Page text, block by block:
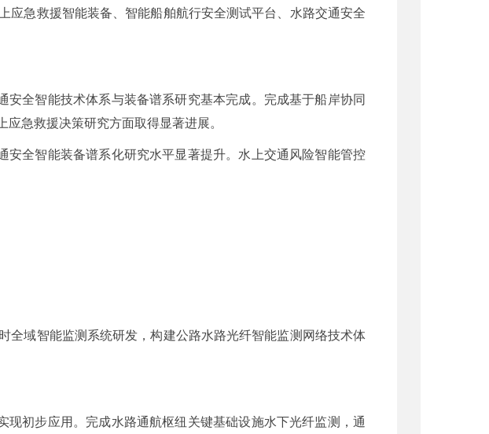
急救援智能装备、智能船舶航行安全测试平台、水路交通安全
全智能技术体系与装备谱系研究基本完成。完成基于船岸协同
急救援决策研究方面取得显著进展。
全智能装备谱系化研究水平显著提升。水上交通风险智能管控
域智能监测系统研发，构建公路水路光纤智能监测网络技术体
初步应用。完成水路通航枢纽关键基础设施水下光纤监测，通